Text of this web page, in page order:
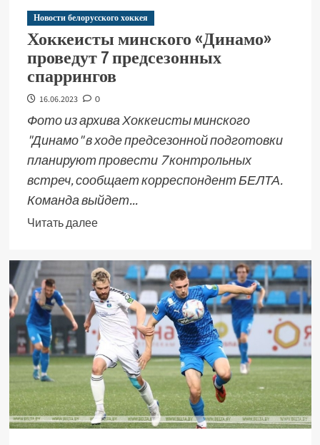
Новости белорусского хоккея
Хоккеисты минского «Динамо»
проведут 7 предсезонных
спаррингов
16.06.2023 0
Фото из архива Хоккеисты минского
"Динамо" в ходе предсезонной подготовки
планируют провести 7 контрольных
встреч, сообщает корреспондент БЕЛТА.
Команда выйдет...
Читать далее